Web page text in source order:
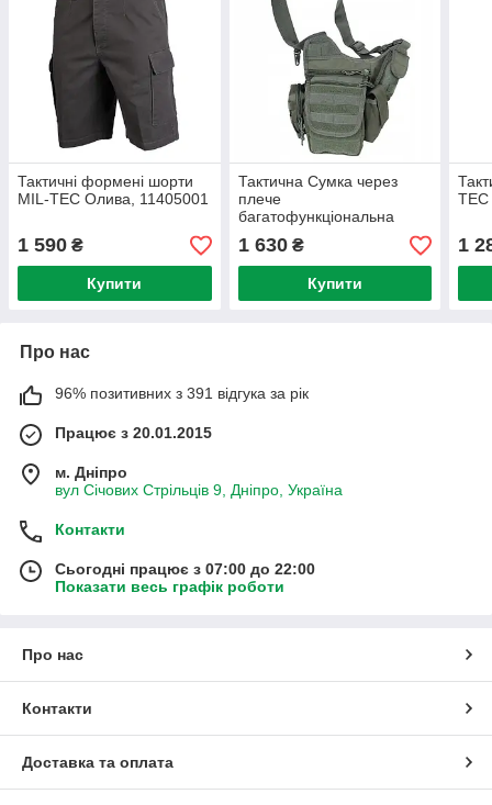
Тактичні формені шорти
MIL-TEC Олива, 11405001
1 590 ₴
Купити
Тактична Сумка через
плече
багатофункціональна
Olive MIL-TEC 13726501
1 630₴
Купити
1
Про нас
96% позитивних з 391 відгука за рік
Працює з 20.01.2015
м. Дніпро
вул Січових Стрільців 9, Дніпро, Україна
Контакти
Сьогодні працює з 07:00 до 22:00
Показати весь графік роботи
Про нас
Контакти
Доставка та оплата